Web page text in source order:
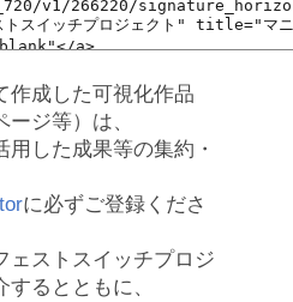
作成した可視化作品
ージ等）は、
した成果等の集約・
に必ずご登録くださ
ェストスイッチプロジ
るとともに、